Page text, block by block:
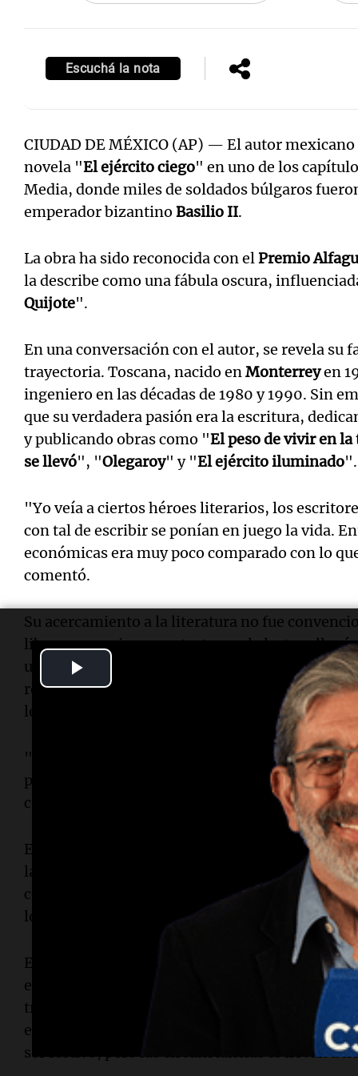
Escuchá la nota
CIUDAD DE MÉXICO (AP) — El autor mexicano
novela "El ejército ciego" en uno de los
Media, donde miles de soldados búlgaros
emperador bizantino Basilio II.
La obra ha sido reconocida con elPremio
la describe como una fábula oscura,
Quijote".
En una conversación con el autor, se revela su
trayectoria. Toscana, nacido enMonterreyen
ingeniero en las décadas de 1980 y 1990. Sin
que su verdadera pasión era la escritura,
y publicando obras como "El peso de vivir en
se llevó", "Olegaroy" y "El ejército iluminado".
"Yo veía a ciertos héroes literarios, los
con tal de escribir se ponían en juego la vida.
económicas era muy poco comparado con lo
comentó.
Su acercamiento a la literatura no fue
libros, y su primer contacto con la lectura llegó
un supermercado que regalaba clásicos. "En
recordó. "Y recuerdo que muy pronto llegaron
lector, pero faltaban muchos años para
"Casi todas mis novelas son quijotescas. Yo
personajes aquí también tienen este trastorno
cotidiana, la ordinaria, la normal, la razonable
En cuanto a "
", esta novela se
la tortura del ejército búlgaro derrotado, a
cegado. Toscana menciona que al descubrir
lo advirtió: "esto no es material para
El autor no busca simplemente retratar la
experiencia de 15.000 ciegos que llegan a una
transformando la tragedia en una narrativa que
espíritu mexicano de desacralizar las cosas.
ser festivo, pero las circunstancias te llevan a